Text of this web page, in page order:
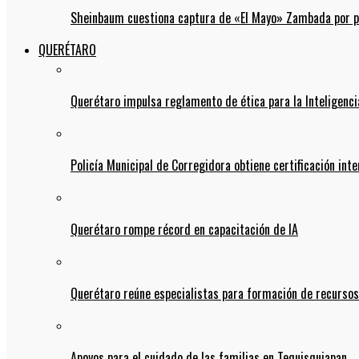
Sheinbaum cuestiona captura de «El Mayo» Zambada por
QUERÉTARO
Querétaro impulsa reglamento de ética para la
Policía Municipal de Corregidora obtiene certificación
Querétaro rompe récord en capacitación de IA
Querétaro reúne especialistas para formación de